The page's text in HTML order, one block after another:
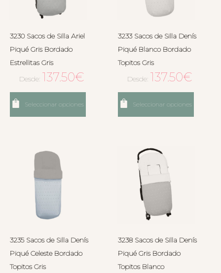
3230 Sacos de Silla Ariel
Piqué Gris Bordado
Estrellitas Gris
Desde: 137.50€
Seleccionar opciones
3233 Sacos de Silla Denís
Piqué Blanco Bordado
Topitos Gris
Desde: 137.50€
Seleccionar opciones
3235 Sacos de Silla Denís
Piqué Celeste Bordado
Topitos Gris
3238 Sacos de Silla Denís
Piqué Gris Bordado
Topitos Blanco